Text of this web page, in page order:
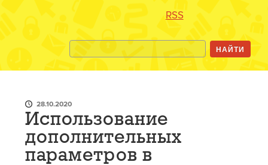
RSS
28.10.2020
Использование
дополнительных
параметров в